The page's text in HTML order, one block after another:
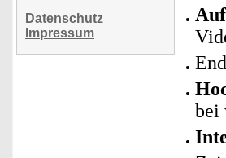
Datenschutz
Impressum
bei